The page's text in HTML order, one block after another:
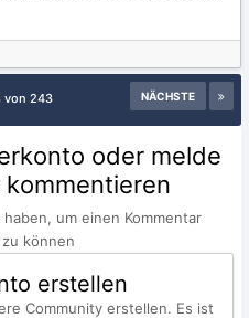
NÄCHSTE
von 243
oder melde
um einen Kommentar
können
erstellen
Community erstellen. Es ist